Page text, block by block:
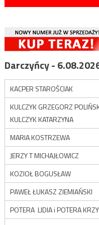
Darczyńcy -
KACPER STAROŚCIAK
KULCZYK GRZEGORZ
KULCZYK KATARZYNA
MARIA KOSTRZEWA
JERZY T MICHAJŁOWICZ
KOZIOŁ BOGUSŁAW
PAWEŁ ŁUKASZ ZIEMIAŃSKI
POTERA LIDIA i POTERA